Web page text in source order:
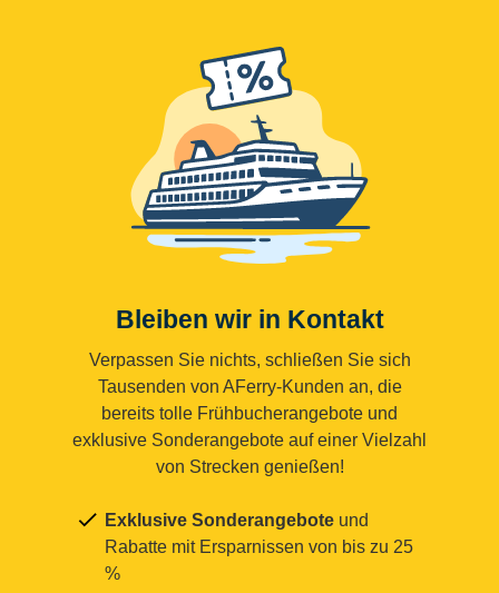
Bleiben wir in Kontakt
Verpassen Sie nichts, schließen Sie sich
Tausenden von AFerry-Kunden an, die
bereits tolle Frühbucherangebote und
exklusive Sonderangebote auf einer Vielzahl
von Strecken genießen!
Exklusive Sonderangebote und
Rabatte mit Ersparnissen von bis zu 25
%